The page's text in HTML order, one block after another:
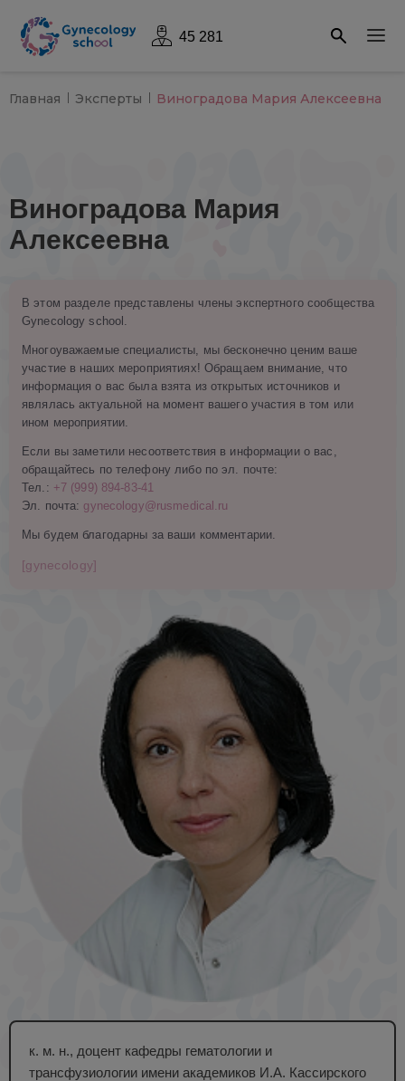
45 281
Главная Эксперты Виноградова Мария Алексеевна
Виноградова Мария
Алексеевна
В этом разделе представлены члены экспертного сообщества
Gynecology school.
Многоуважаемые специалисты, мы бесконечно ценим ваше
участие в наших мероприятиях! Обращаем внимание, что
информация о вас была взята из открытых источников и
являлась актуальной на момент вашего участия в том или
ином мероприятии.
Если вы заметили несоответствия в информации о вас,
обращайтесь по телефону либо по эл. почте:
Тел.: +7 (999) 894-83-41
Эл. почта: gynecology@rusmedical.ru
Мы будем благодарны за ваши комментарии.
[gynecology]
к. м. н., доцент кафедры гематологии и
трансфузиологии имени академиков И.А. Кассирского